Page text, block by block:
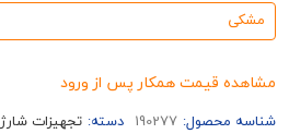
مشکی
مشاهده قیمت همکار پس از ورود
شناسه محصول: 190277 دسته: تجهیزات شارژ